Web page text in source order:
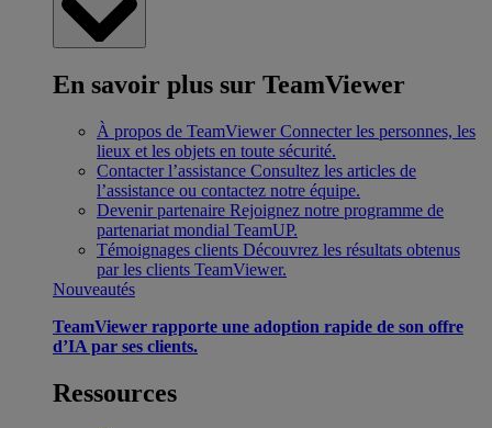
En savoir plus sur TeamViewer
À propos de TeamViewer Connecter les personnes, les
lieux et les objets en toute sécurité.
Contacter l’assistance Consultez les articles de
l’assistance ou contactez notre équipe.
Devenir partenaire Rejoignez notre programme de
partenariat mondial TeamUP.
Témoignages clients Découvrez les résultats obtenus
par les clients TeamViewer.
Nouveautés
TeamViewer rapporte une adoption rapide de son offre
d’IA par ses clients.
Ressources